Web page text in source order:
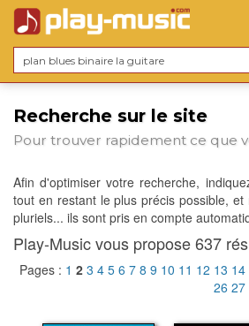
Recherche sur le site
Pour trouver rapidement ce que
Afin d'optimiser votre recherche,
tout en restant le plus précis possible,
pluriels... ils sont pris en compte
Play-Music vous propose 637
Pages : 1 2 3 4 5 6 7 8 9 10 11 12 13 14
26 27